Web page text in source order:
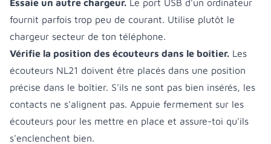
Essaie un autre chargeur. Le port USB d'un ordinateur
fournit parfois trop peu de courant. Utilise plutôt le
chargeur secteur de ton téléphone.
Vérifie la position des écouteurs dans le boîtier. Les
écouteurs NL21 doivent être placés dans une position
précise dans le boîtier. S'ils ne sont pas bien insérés, les
contacts ne s'alignent pas. Appuie fermement sur les
écouteurs pour les mettre en place et assure-toi qu'ils
s'enclenchent bien.